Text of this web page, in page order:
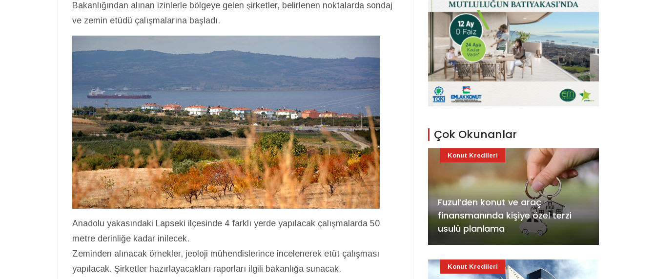
Bakanlığından alınan izinlerle bölgeye gelen şirketler, belirlenen noktalarda sondaj
ve zemin etüdü çalışmalarına başladı.
Anadolu yakasındaki Lapseki ilçesinde 4 farklı yerde yapılacak çalışmalarda 50
metre derinliğe kadar inilecek.
Zeminden alınacak örnekler, jeoloji mühendislerince incelenerek etüt çalışması
yapılacak. Şirketler hazırlayacakları raporları ilgili bakanlığa sunacak.
Çok Okunanlar
Fuzul’den konut ve araç
finansmanında kişiye özel terzi
usulü planlama
Konut Kredileri
Konut Kredileri